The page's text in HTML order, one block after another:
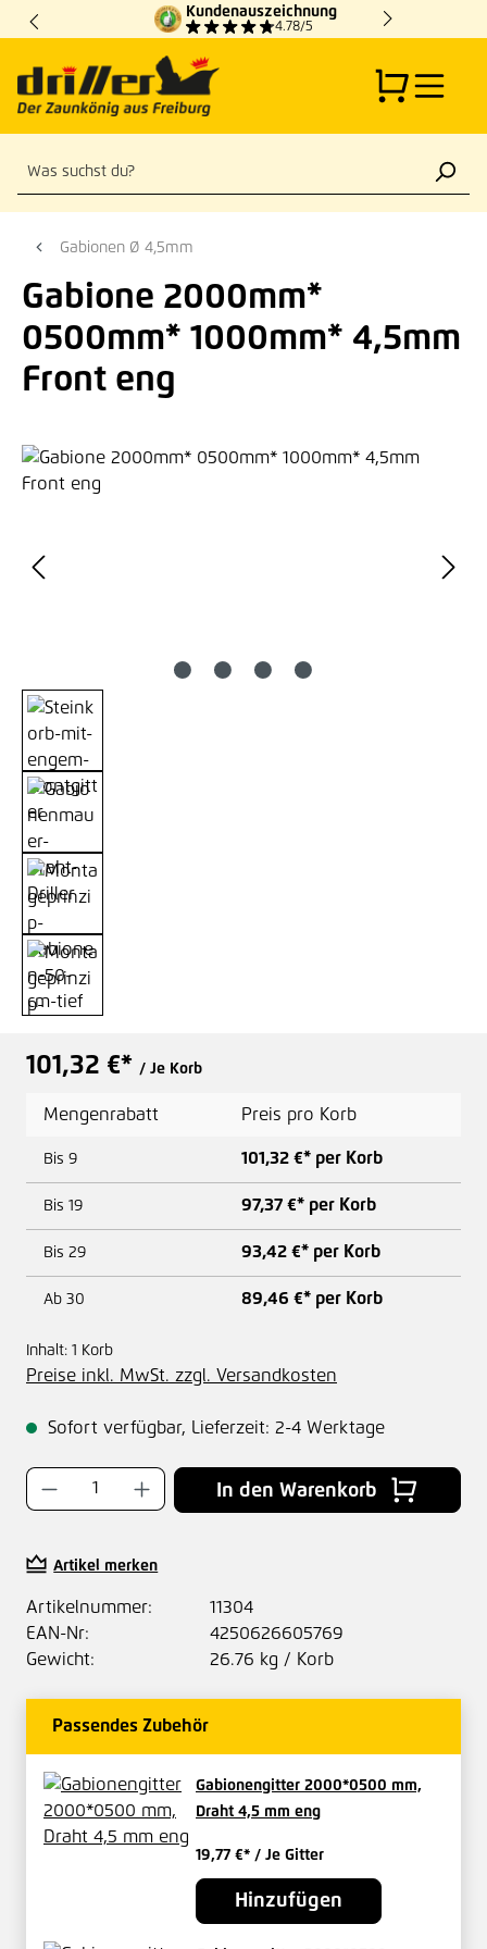
Zum Hauptinhalt springen
Kundenauszeichnung
4.78/5
Gabionen Ø 4,5mm
Gabione 2000mm*
0500mm* 1000mm* 4,5mm
Front eng
Bildergalerie überspringen
101,32 €* / Je Korb
Mengenrabatt Preis pro Korb
Bis 9 101,32 €* per Korb
Bis 19 97,37 €* per Korb
Bis 29 93,42 €* per Korb
Ab 30 89,46 €* per Korb
Inhalt: 1 Korb
Preise inkl. MwSt. zzgl. Versandkosten
Sofort verfügbar, Lieferzeit: 2-4 Werktage
Produkt Anzahl: Gib den gewünschten
In den Warenkorb
Artikel merken
Artikelnummer:
11304
EAN-Nr:
4250626605769
Gewicht:
26.76 kg / Korb
Passendes Zubehör
Gabionengitter 2000*0500 mm,
Draht 4,5 mm eng
19,77 €* / Je Gitter
Hinzufügen